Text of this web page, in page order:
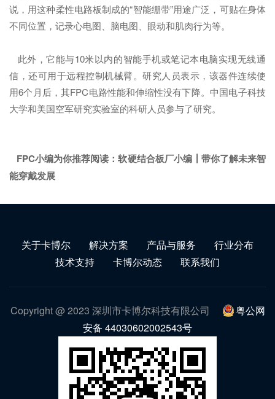
说，用这种柔性电路板制成的“智能绷带”用途广泛，可贴在身体
不同位置，记录心电图、脑电图、眼动和肌肉行为等。
此外，它能与10米以内的智能手机或笔记本电脑实现无线通
信，还可用于远程控制机械臂。研究人员表示，该器件连续使
用6个月后，其FPC电路性能和伸缩性没有下降。中国电子科技
大学和美国空军研究实验室的科研人员参与了研究。
FPC小编为你推荐阅读：软硬结合板厂小编┃带你了解未来智
能穿戴发展
关于卡博尔 解决方案 产品与服务
行业分布
技术支持
卡博尔动态 联系我们
Copyright @ 2023 深圳市卡博尔科技有限公司
粤公网
安备 44030602002543号